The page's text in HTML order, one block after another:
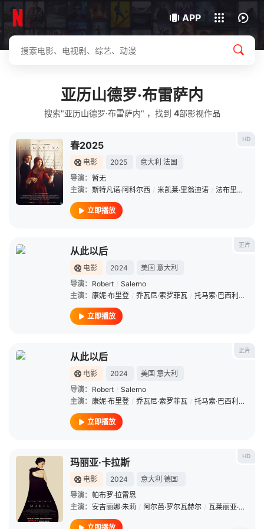
APP
下载客户端
亚历山德罗·布雷萨内
搜索"亚历山德罗·布雷萨内" ，找到 4部影视作品
HD
春2025
电影 2025 意大利 法国
导演： 暂无
主演： 斯特凡诺·阿科尔西 / 米凯莱·里翁迪诺 / 法布里齐亚·萨基
立即播放
正片
从此以后
电影 2024 美国 意大利
导演： Robert / Salerno
主演： 康妮·布里登 / 乔瓦尼·索罗菲瓦 / 托马索·巴西利 /
立即播放
正片
从此以后
电影 2024 美国 意大利
导演： Robert / Salerno
主演： 康妮·布里登 / 乔瓦尼·索罗菲瓦 / 托马索·巴西利 /
立即播放
HD
玛丽亚·卡拉斯
电影 2024 意大利 德国
导演： 帕布罗·拉雷恩
主演： 安吉丽娜·朱莉 / 阿尔芭·罗尔瓦赫尔 / 瓦莱丽亚·戈利诺